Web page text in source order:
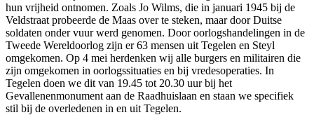
hun vrijheid ontnomen. Zoals Jo Wilms, die in januari 1945 bij de
Veldstraat probeerde de Maas over te steken, maar door Duitse
soldaten onder vuur werd genomen. Door oorlogshandelingen in de
Tweede Wereldoorlog zijn er 63 mensen uit Tegelen en Steyl
omgekomen. Op 4 mei herdenken wij alle burgers en militairen die
zijn omgekomen in oorlogssituaties en bij vredesoperaties. In
Tegelen doen we dit van 19.45 tot 20.30 uur bij het
Gevallenenmonument aan de Raadhuislaan en staan we specifiek
stil bij de overledenen in en uit Tegelen.